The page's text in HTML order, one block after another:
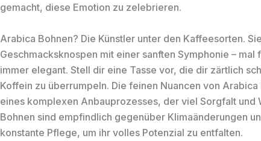
gemacht, diese Emotion zu zelebrieren.
Arabica Bohnen? Die Künstler unter den Kaffeesorten.
Geschmacksknospen mit einer sanften Symphonie – mal
immer elegant. Stell dir eine Tasse vor, die dir zärtlich
Koffein zu überrumpeln. Die feinen Nuancen von
eines komplexen Anbauprozesses, der viel Sorgfalt und
Bohnen sind empfindlich gegenüber Klimaänderungen
konstante Pflege, um ihr volles Potenzial zu entfalten.